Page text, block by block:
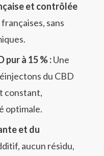
et contrôlée
sans
pur à 15 % :Une
du CBD
constant,
optimale.
et du
aucun résidu,